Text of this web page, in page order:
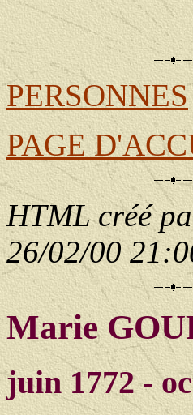
PERSONNES
PAGE
HTML créé
26/02/00
Marie
juin 1772 -